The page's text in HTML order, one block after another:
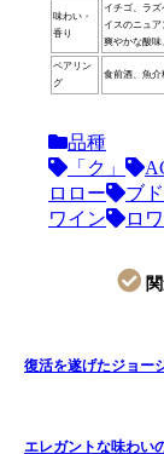
味わい・
香り
イチゴ、ラ
イスのニュア
爽やかな酸味
ペアリン
グ
食前酒、魚
品種
「ク」
ロロー
ブ
ワイン
ロ
関
復活を遂げたジョー
エレガントな味わい